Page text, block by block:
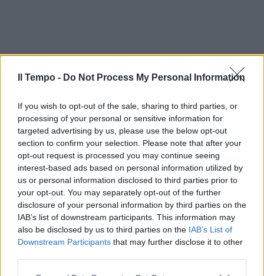
Il Tempo - Do Not Process My Personal Information
If you wish to opt-out of the sale, sharing to third parties, or
processing of your personal or sensitive information for
targeted advertising by us, please use the below opt-out
section to confirm your selection. Please note that after your
opt-out request is processed you may continue seeing
interest-based ads based on personal information utilized by
us or personal information disclosed to third parties prior to
your opt-out. You may separately opt-out of the further
disclosure of your personal information by third parties on the
IAB’s list of downstream participants. This information may
also be disclosed by us to third parties on the IAB’s List of
Downstream Participants that may further disclose it to other